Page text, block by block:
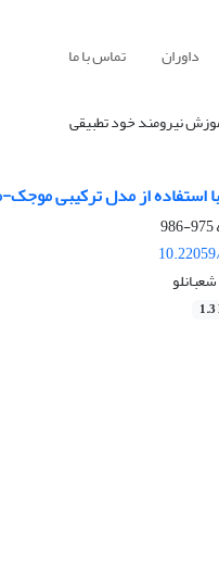
داوران تماس با ما
نیرومند خود تطبیقی
استفاده از مدل ترکیبی
975-986